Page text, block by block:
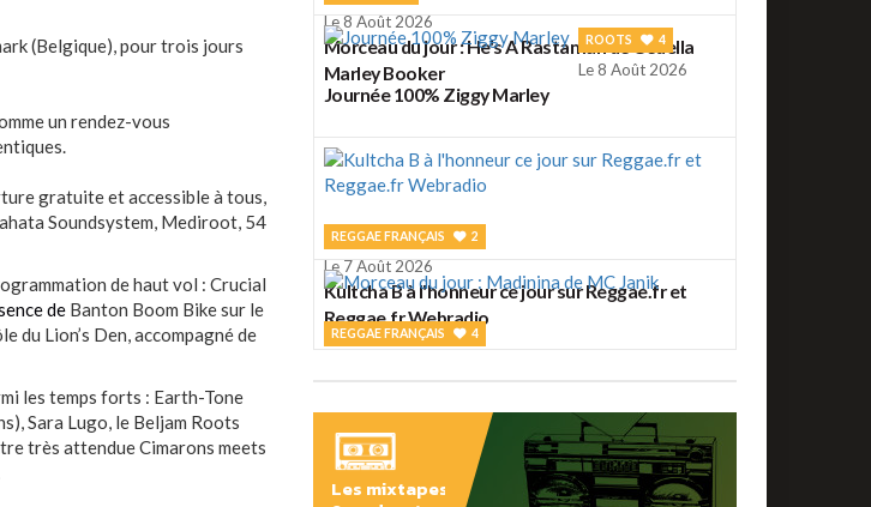
(Belgique), pour trois jours
un rendez-vous
gratuite et accessible à tous,
Soundsystem, Mediroot, 54
de haut vol : Crucial
de Banton Boom Bike sur le
du Lion’s Den, accompagné de
les temps forts : Earth-Tone
Sara Lugo, le Beljam Roots
très attendue Cimarons meets
Le 8 Août 2026
Morceau du jour : He's A Rastaman de Cedella
Marley Booker
ROOTS 4
Le 8 Août 2026
Journée 100% Ziggy Marley
REGGAE FRANÇAIS 2
Le 7 Août 2026
Kultcha B à l'honneur ce jour sur Reggae.fr et
Reggae.fr Webradio
REGGAE FRANÇAIS 4
Les mixtapes